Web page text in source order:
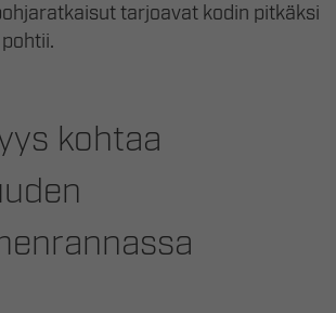
tarjoavat kodin pitkäksi
kohtaa